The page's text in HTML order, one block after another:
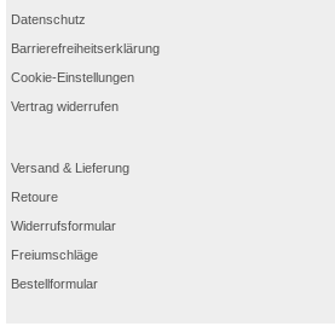
Datenschutz
Barrierefreiheitserklärung
Cookie-Einstellungen
Vertrag widerrufen
Versand & Lieferung
Retoure
Widerrufsformular
Freiumschläge
Bestellformular